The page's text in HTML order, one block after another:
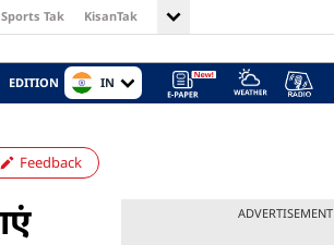
Sports Tak KisanTak
EDITION IN
Feedback
ADVERTISEMENT